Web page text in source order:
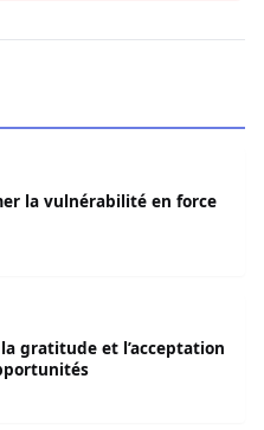
la vulnérabilité en force
gratitude et l’acceptation